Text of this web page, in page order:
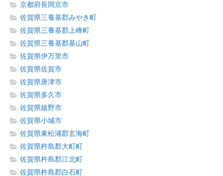
京都府長岡京市
佐賀県三養基郡みやき町
佐賀県三養基郡上峰町
佐賀県三養基郡基山町
佐賀県伊万里市
佐賀県佐賀市
佐賀県唐津市
佐賀県多久市
佐賀県嬉野市
佐賀県小城市
佐賀県東松浦郡玄海町
佐賀県杵島郡大町町
佐賀県杵島郡江北町
佐賀県杵島郡白石町